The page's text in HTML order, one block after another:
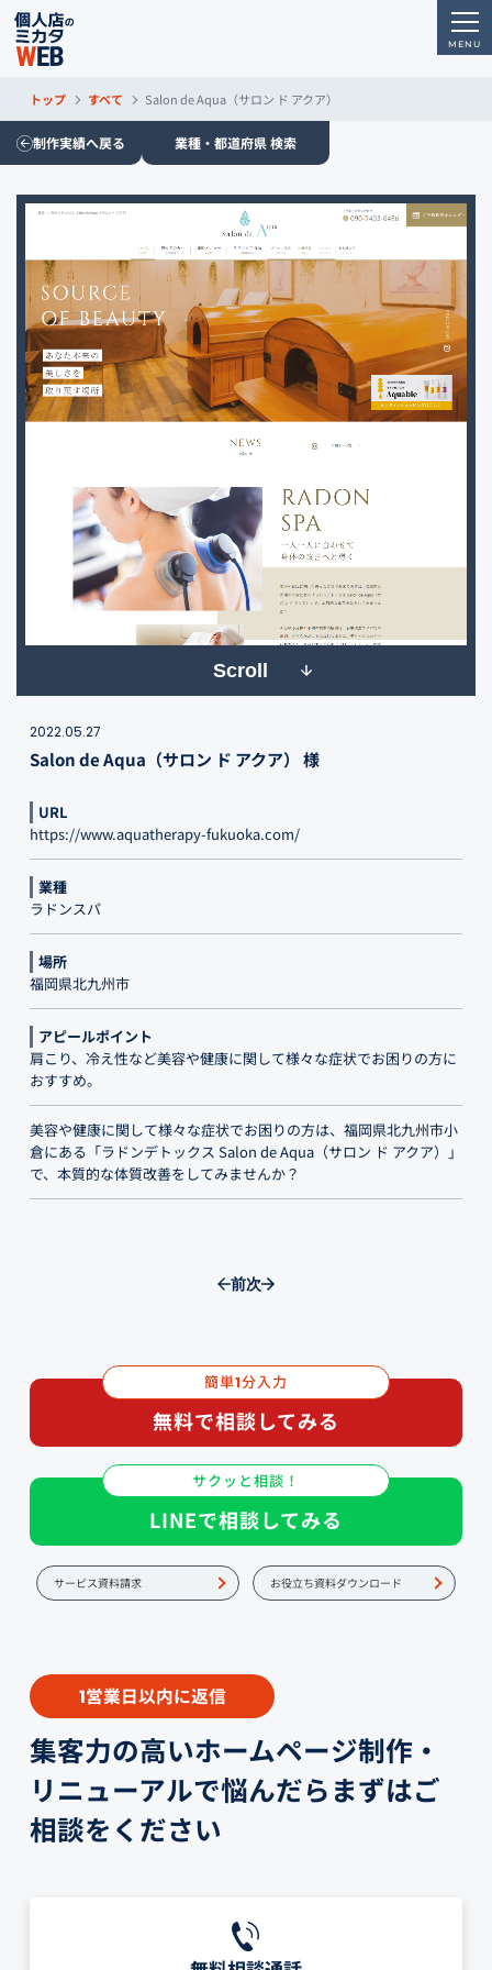
トップ すべて Salon de Aqua（サロン ド アクア）
制作実績へ戻る 業種・都道府県 検索
Scroll
2022.05.27
Salon de Aqua（サロン ド アクア） 様
URL
https://www.aquatherapy-fukuoka.com/
業種
ラドンスパ
場所
福岡県北九州市
アピールポイント
肩こり、冷え性など美容や健康に関して様々な症状でお困りの方に
おすすめ。
美容や健康に関して様々な症状でお困りの方は、福岡県北九州市小
倉にある「ラドンデトックス Salon de Aqua（サロン ド アクア）」
で、本質的な体質改善をしてみませんか？
前次
簡単1分入力
無料で相談してみる
サクッと相談！
LINEで相談してみる
サービス資料請求 お役立ち資料ダウンロード
1営業日以内に返信
集客力の高いホームページ制作・
リニューアルで悩んだらまずはご
相談をください